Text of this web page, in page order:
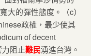
大的彈性態度。（c）
政權，最少使其
of decent
阻止難民湧進台灣。